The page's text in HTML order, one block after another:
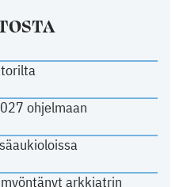
ohjelmaan
arkkiatrin